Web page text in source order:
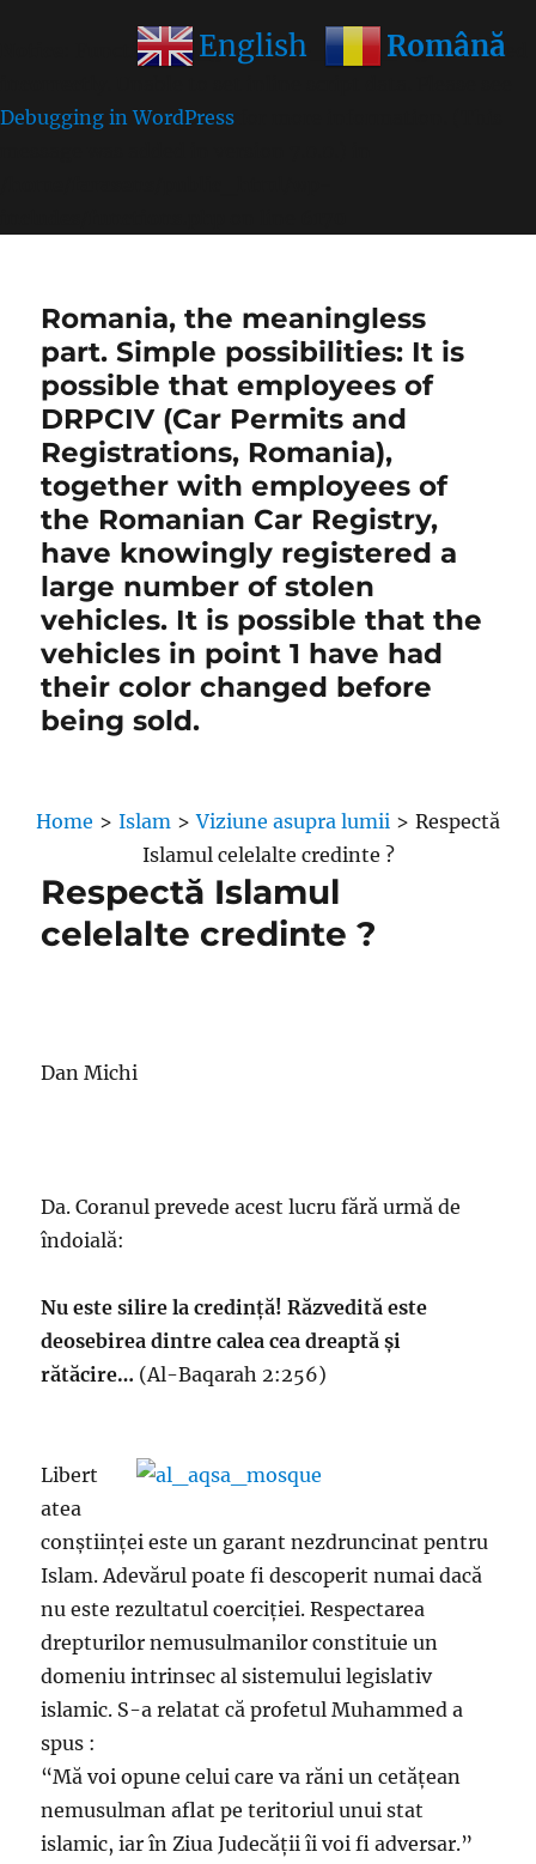
: Function wp_get_inline_script_tag was called
Debugging in WordPress
Romania, the meaningless
part. Simple possibilities: It is
possible that employees of
DRPCIV (Car Permits and
Registrations, Romania),
together with employees of
the Romanian Car Registry,
have knowingly registered a
large number of stolen
vehicles. It is possible that the
vehicles in point 1 have had
their color changed before
being sold.
Home > Islam > Viziune asupra lumii > Respectă
Islamul celelalte credinte ?
Respectă Islamul
celelalte credinte ?
Dan Michi
Da. Coranul prevede acest lucru fără urmă de
îndoială:
Nu este silire la credință! Răzvedită este
deosebirea dintre calea cea dreaptă și
rătăcire… (Al-Baqarah 2:256)
Libert
atea
conștiinței este un garant nezdruncinat pentru
Islam. Adevărul poate fi descoperit numai dacă
nu este rezultatul coerciției. Respectarea
drepturilor nemusulmanilor constituie un
domeniu intrinsec al sistemului legislativ
islamic. S-a relatat că profetul Muhammed a
spus :
“Mă voi opune celui care va răni un cetățean
nemusulman aflat pe teritoriul unui stat
islamic, iar în Ziua Judecății îi voi fi adversar.”
English Română